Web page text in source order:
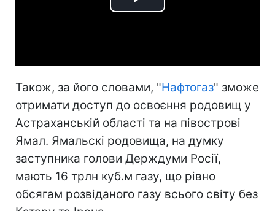
Play
Також, за його словами, "Нафтогаз" зможе
отримати доступ до освоєння родовищ у
Астраханській області та на півострові
Ямал. Ямальскі родовища, на думку
заступника голови Держдуми Росії,
мають 16 трлн куб.м газу, що рівно
обсягам розвіданого газу всього світу без